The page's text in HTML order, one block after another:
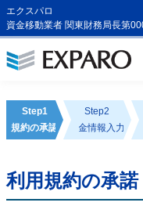
エクスパロ
資金移動業者 関東財務局長第
Step1
規約の承認
Step2
送金情報入力
利用規約の承諾